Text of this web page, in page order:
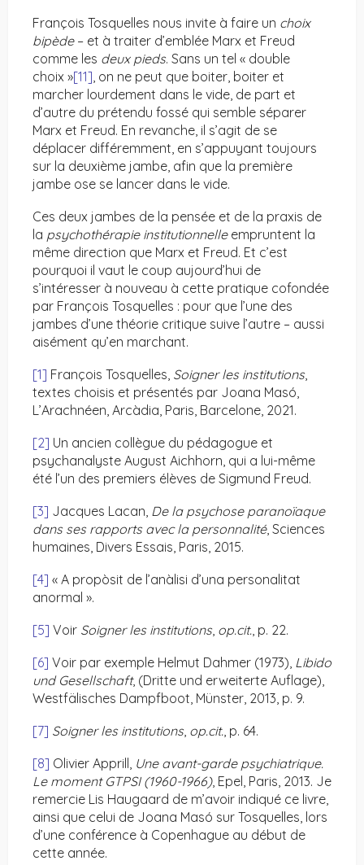
François Tosquelles nous invite à faire un choix
bipède– et à traiter d’emblée Marx et Freud
comme les deux pieds. Sans un tel « double
choix »[11], on ne peut que boiter, boiter et
marcher lourdement dans le vide, de part et
d’autre du prétendu fossé qui semble séparer
Marx et Freud. En revanche, il s’agit de se
déplacer différemment, en s’appuyant toujours
sur la deuxième jambe, afin que la première
jambe ose se lancer dans le vide.
Ces deux jambes de la pensée et de la praxis de
la psychothérapie institutionnelleempruntent la
même direction que Marx et Freud. Et c’est
pourquoi il vaut le coup aujourd’hui de
s’intéresser à nouveau à cette pratique cofondée
par François Tosquelles : pour que l’une des
jambes d’une théorie critique suive l’autre – aussi
aisément qu’en marchant.
[1] François Tosquelles, Soigner les institutions,
textes choisis et présentés par Joana Masó,
L’Arachnéen, Arcàdia, Paris, Barcelone, 2021.
[2] Un ancien collègue du pédagogue et
psychanalyste August Aichhorn, qui a lui-même
été l’un des premiers élèves de Sigmund Freud.
[3] Jacques Lacan, De la psychose paranoïaque
dans ses rapports avec la personnalité, Sciences
humaines, Divers Essais, Paris, 2015.
[4] « A propòsit de l’anàlisi d’una personalitat
anormal ».
[5] Voir Soigner les institutions, op.cit., p. 22.
[6] Voir par exemple Helmut Dahmer (1973), Libido
und Gesellschaft, (Dritte und erweiterte Auflage),
Westfälisches Dampfboot, Münster, 2013, p. 9.
[7] Soigner les institutions, op.cit., p. 64.
[8] Olivier Apprill, Une avant-garde psychiatrique.
Le moment GTPSI (1960-1966), Epel, Paris, 2013. Je
remercie Lis Haugaard de m’avoir indiqué ce livre,
ainsi que celui de Joana Masó sur Tosquelles, lors
d’une conférence à Copenhague au début de
cette année.